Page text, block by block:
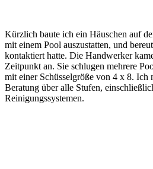
Kürzlich baute ich ein Häuschen auf
mit einem Pool auszustatten, und
kontaktiert hatte. Die Handwerker
Zeitpunkt an. Sie schlugen mehrere
mit einer Schüsselgröße von 4 x 8. Ich
Beratung über alle Stufen,
Reinigungssystemen.